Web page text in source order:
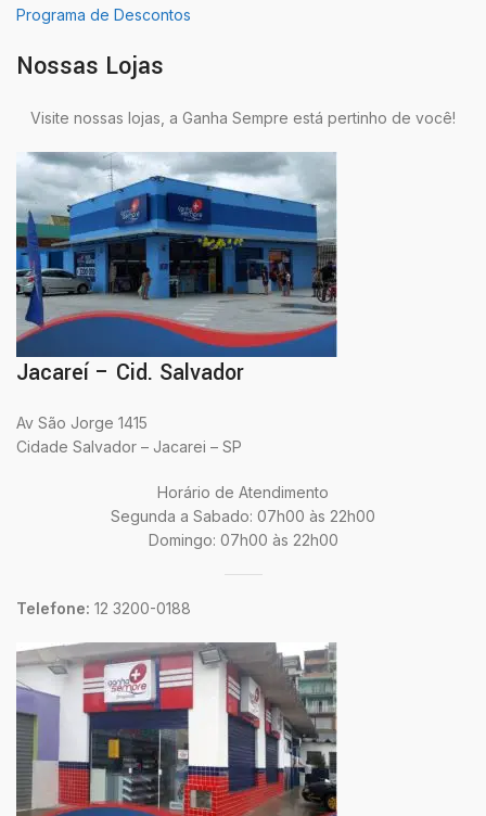
Programa de Descontos
Nossas Lojas
Visite nossas lojas, a Ganha Sempre está pertinho de você!
Jacareí – Cid. Salvador
Av São Jorge 1415
Cidade Salvador – Jacarei – SP
Horário de Atendimento
Segunda a Sabado: 07h00 às 22h00
Domingo: 07h00 às 22h00
Telefone: 12 3200-0188